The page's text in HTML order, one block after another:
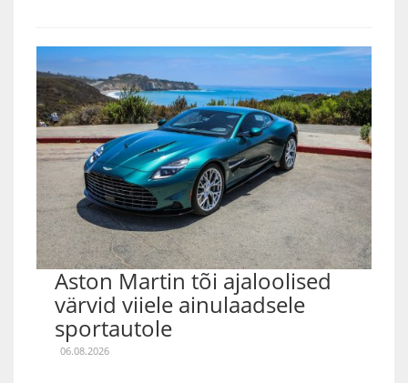
Aston Martin tõi ajaloolised
värvid viiele ainulaadsele
sportautole
06.08.2026